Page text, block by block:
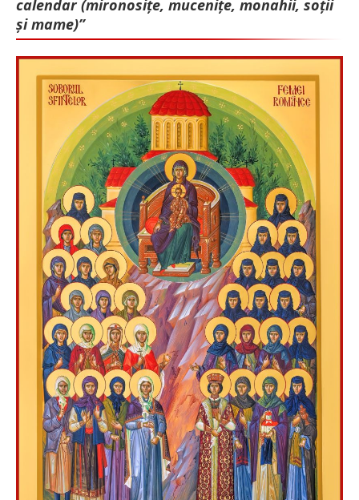
calendar (mironosițe, mu­cenițe, monahii, soții
și mame)”